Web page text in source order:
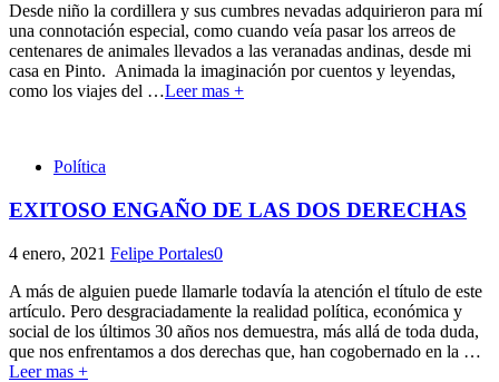
Desde niño la cordillera y sus cumbres nevadas adquirieron para mí
una connotación especial, como cuando veía pasar los arreos de
centenares de animales llevados a las veranadas andinas, desde mi
casa en Pinto. Animada la imaginación por cuentos y leyendas,
como los viajes del …Leer mas +
Política
EXITOSO ENGAÑO DE LAS DOS DERECHAS
4 enero, 2021 Felipe Portales0
A más de alguien puede llamarle todavía la atención el título de este
artículo. Pero desgraciadamente la realidad política, económica y
social de los últimos 30 años nos demuestra, más allá de toda duda,
que nos enfrentamos a dos derechas que, han cogobernado en la …
Leer mas +